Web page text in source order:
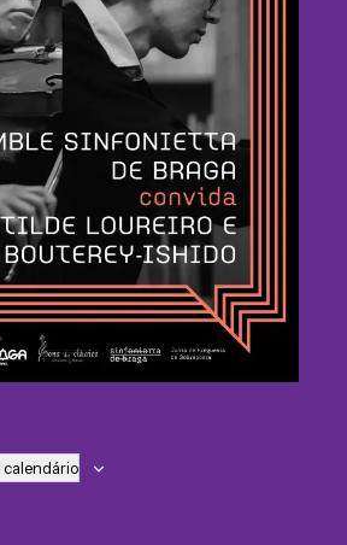
calendário